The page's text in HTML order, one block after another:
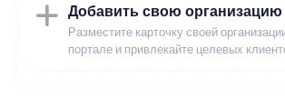
Добавить свою организацию
Разместите карточку своей
портале и привлекайте целевых